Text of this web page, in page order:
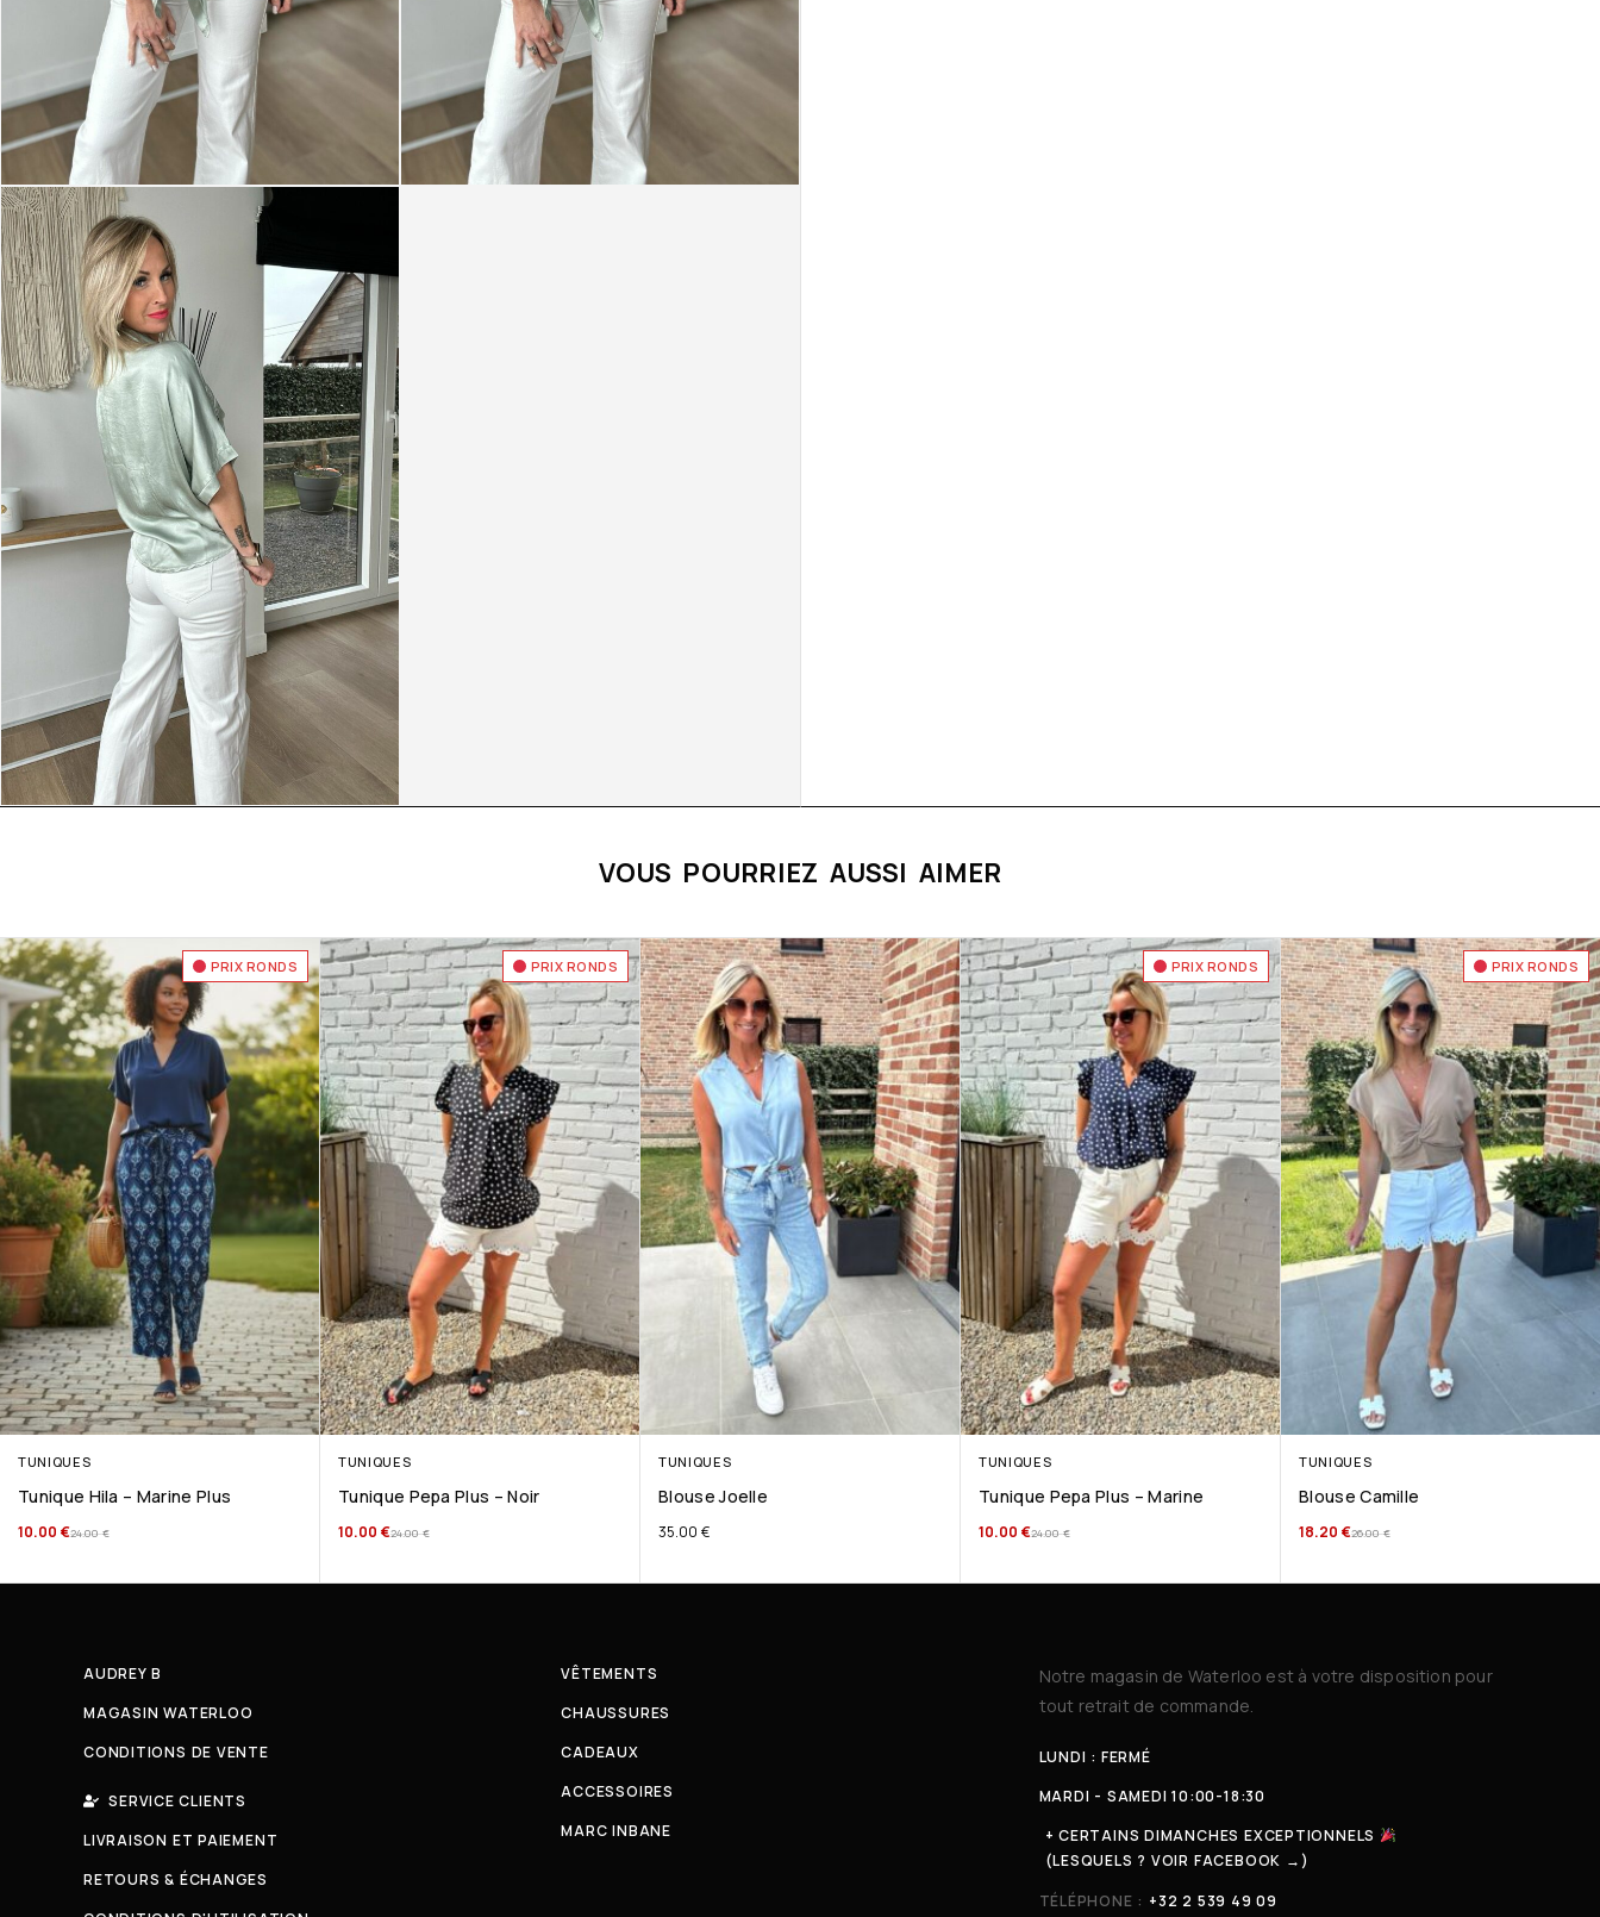
VOUS POURRIEZ AUSSI AIMER
PRIX RONDS
TUNIQUES
Tunique Hila – Marine Plus
24.00€
10.00 €
PRIX RONDS
TUNIQUES
Tunique Pepa Plus – Noir
24.00€
10.00 €
TUNIQUES
Blouse Joelle
35.00 €
PRIX RONDS
TUNIQUES
Tunique Pepa Plus – Marine
24.00€
10.00 €
PRIX RONDS
TUNIQUES
Blouse Camille
26.00€
18.20 €
AUDREY B
MAGASIN WATERLOO
CONDITIONS DE VENTE
SERVICE CLIENTS
LIVRAISON ET PAIEMENT
RETOURS & ÉCHANGES
VÊTEMENTS
CHAUSSURES
CADEAUX
ACCESSOIRES
MARC INBANE
Notre magasin de Waterloo est à votre disposition pour
tout retrait de commande.
LUNDI : FERMÉ
MARDI - SAMEDI 10:00-18:30
+ CERTAINS DIMANCHES EXCEPTIONNELS
(LESQUELS ? VOIR FACEBOOK →)
TÉLÉPHONE : +32 2 539 49 09